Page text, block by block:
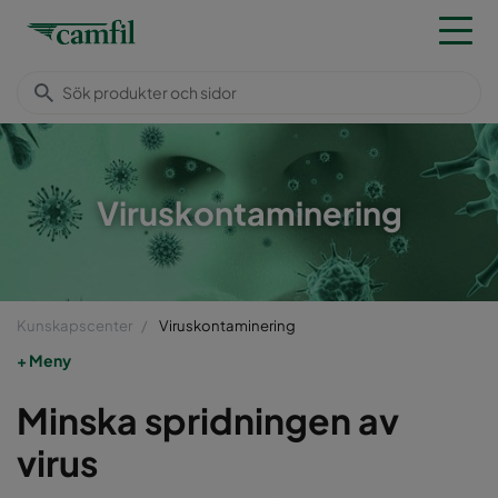
Viruskontaminering
Kunskapscenter Viruskontaminering
Meny
Minska spridningen av
virus